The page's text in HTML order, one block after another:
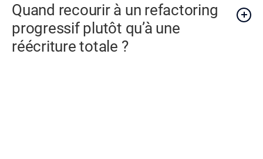
Quand recourir à un refactoring
progressif plutôt qu’à une
réécriture totale ?